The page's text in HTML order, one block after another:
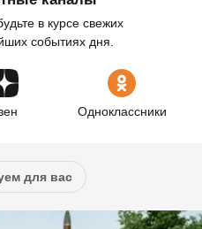
в курсе свежих
событиях дня.
Одноклассники
для вас